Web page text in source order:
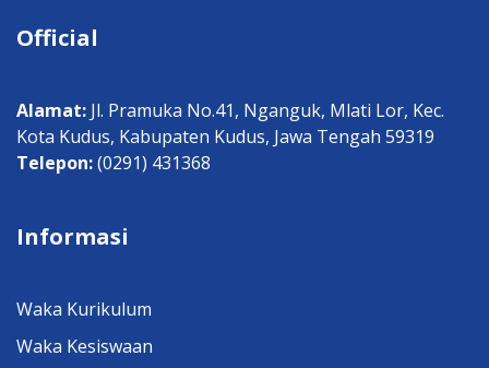
Official
Alamat: Jl. Pramuka No.41, Nganguk, Mlati Lor, Kec.
Kota Kudus, Kabupaten Kudus, Jawa Tengah 59319
Telepon:(0291) 431368
Informasi
Waka Kurikulum
Waka Kesiswaan